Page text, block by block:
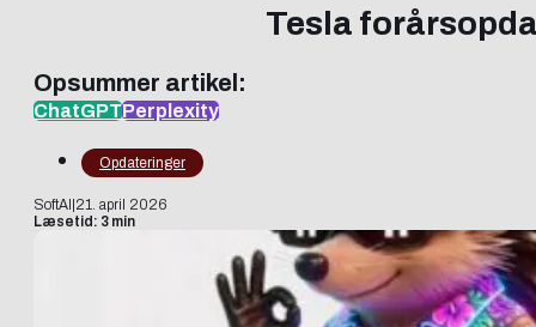
Tesla
Opsummer artikel:
ChatGPTPerplexity
Opdateringer
SoftAI 21. april 2026
Læsetid: 3 min